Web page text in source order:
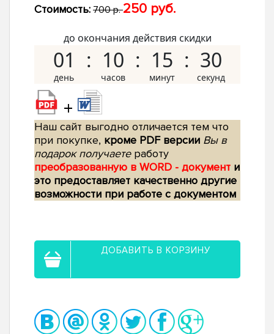
Стоимость: 700 р.250 руб.
до окончания действия скидки
01 10 15 29
+
Наш сайт выгодно отличается тем что
при покупке, кроме PDF версии Вы в
подарок получаетеработу
преобразованную в WORD - документ и
это предоставляет качественно другие
возможности при работе с документом
ДОБАВИТЬ В КОРЗИНУ